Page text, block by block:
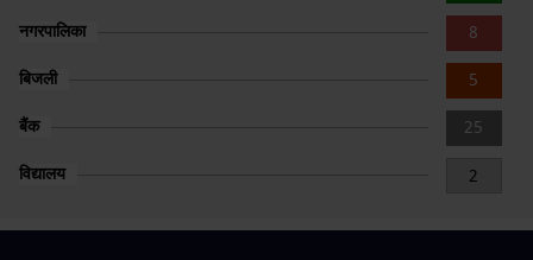
8
नगरपालिका
5
बिजली
25
बैंक
2
विद्यालय